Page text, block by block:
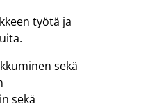
työtä ja
sekä
sekä